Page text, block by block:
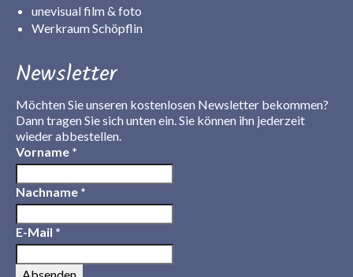
unevisual film & foto
Werkraum Schöpflin
Newsletter
Möchten Sie unseren kostenlosen Newsletter bekommen?
Dann tragen Sie sich unten ein. Sie können ihn jederzeit
wieder abbestellen.
Vorname *
Nachname *
E-Mail *